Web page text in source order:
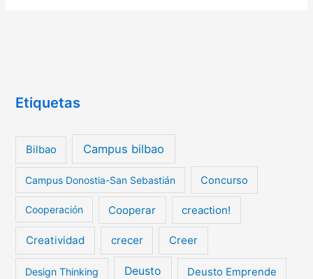
Etiquetas
Bilbao Campus bilbao
Campus Donostia-San Sebastián Concurso
Cooperación Cooperar creaction!
Creatividad crecer Creer
Design Thinking Deusto Deusto Emprende